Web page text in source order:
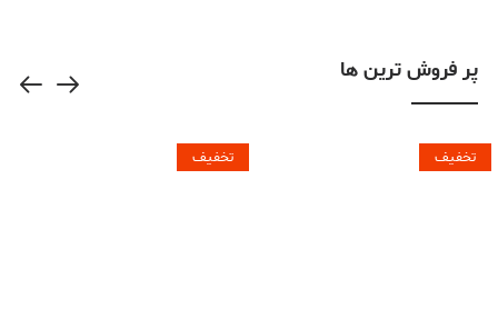
پر فروش ترین ها
تخفیف تخفیف